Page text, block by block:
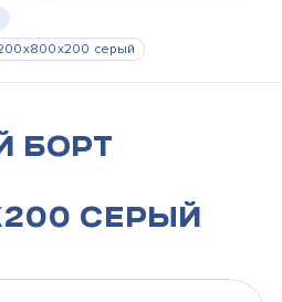
серый
борт
серый